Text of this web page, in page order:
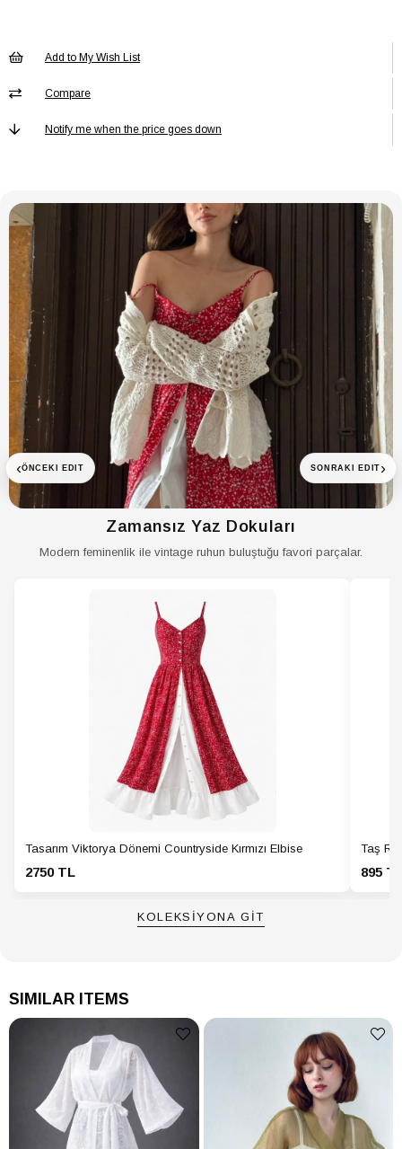
Ek Özellik Ek Özellik Mevcut Değil
Kalıp
Kemer/Kuşak
Durumu
Kemersiz
Kol Tipi Yarasa Kol
Kumaş Tipi Dokuma
Materyal Pamuk Polyester
Ortam Günlük
Paket İçeriği Tekli
Persona Fashion Forward
Siluet Loose
Sürdürülebilirlik
Detayı
Hayır
Ürün Tipi Düz
Yaka Tipi Şal Yaka
Tüm Yaş Grupları
Add to My Wish List
Compare
Notify me when the price goes down
‹ÖNCEKI EDIT
Zamansız Yaz Dokuları
Modern feminenlik ile vintage ruhun buluştuğu favori parçalar.
Tasarım Viktorya Dönemi Countryside Kırmızı Elbise
2750 TL
Taş
895
KOLEKSİYONA GİT
SONRAKI EDIT ›
SIMILAR ITEMS